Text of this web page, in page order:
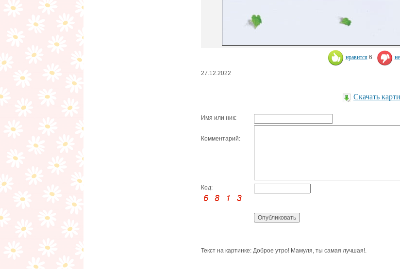
нравится 6
27.12.2022
Скачать
Имя или ник:
Комментарий:
Код:
Текст на картинке: Доброе утро! Мамуля, ты самая лучшая!.